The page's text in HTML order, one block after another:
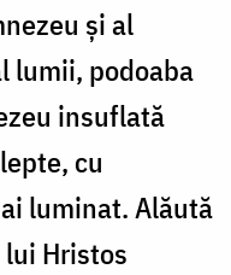
şi al
lumii, podoaba
insuflată
cu
luminat. Alăută
Hristos